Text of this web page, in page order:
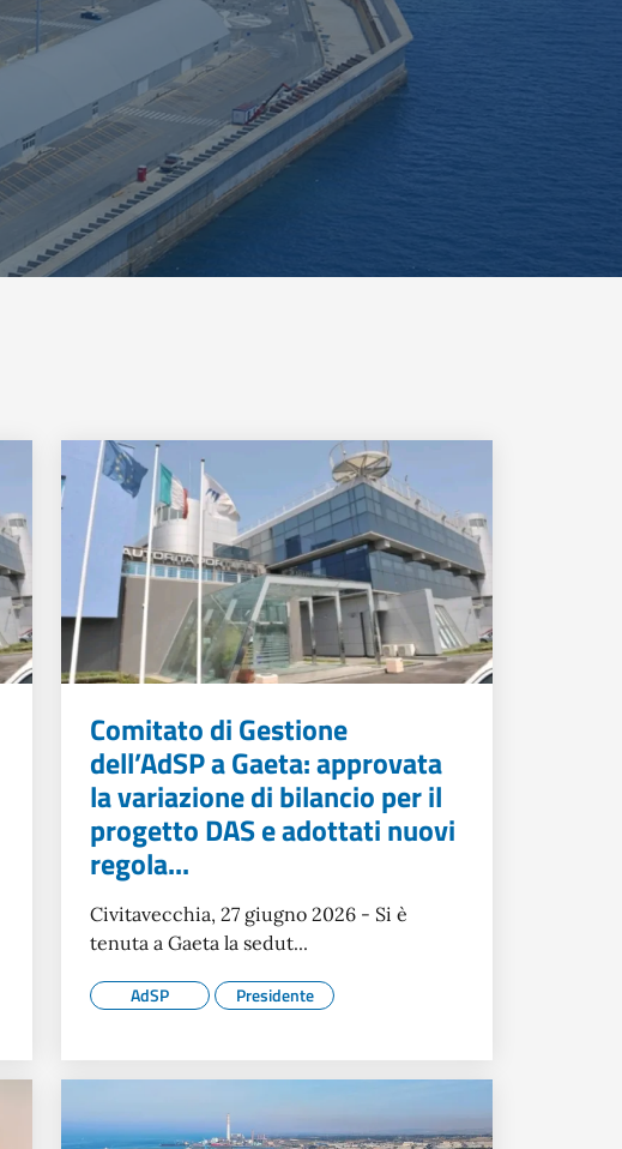
Comitato di Gestione
dell’AdSP a Gaeta: approvata
la variazione di bilancio per il
progetto DAS e adottati nuovi
regola...
Civitavecchia, 27 giugno 2026 - Si è
tenuta a Gaeta la sedut...
AdSP Presidente